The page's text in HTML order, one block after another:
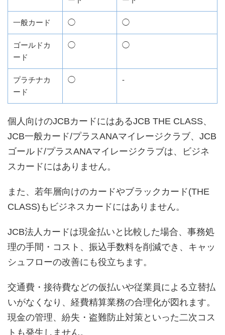
一般カード ◯ ◯
ゴールドカ
ード
◯ ◯
プラチナカ
ード
◯ -
個人向けのJCBカードにはあるJCB THE CLASS、
JCB一般カード/プラスANAマイレージクラブ、JCB
ゴールド/プラスANAマイレージクラブは、ビジネ
スカードにはありません。
また、若年層向けのカードやブラックカード(THE
CLASS)もビジネスカードにはありません。
JCB法人カードは現金払いと比較した場合、事務処
理の手間・コスト、振込手数料を削減でき、キャッ
シュフローの改善にも役立ちます。
交通費・接待費などの仮払いや従業員による立替払
いがなくなり、経費精算業務の合理化が図れます。
現金の管理、紛失・盗難防止対策といった二次コス
トも発生しません。